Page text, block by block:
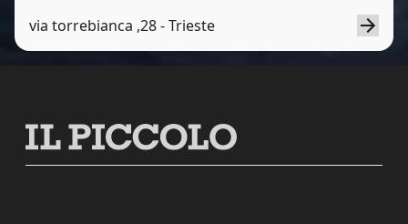
via torrebianca ,28 - Trieste